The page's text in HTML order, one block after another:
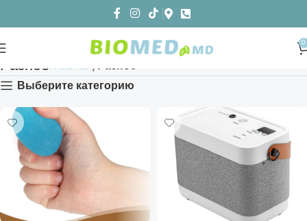
0
РазноеГлавная Разное
Выберите категорию